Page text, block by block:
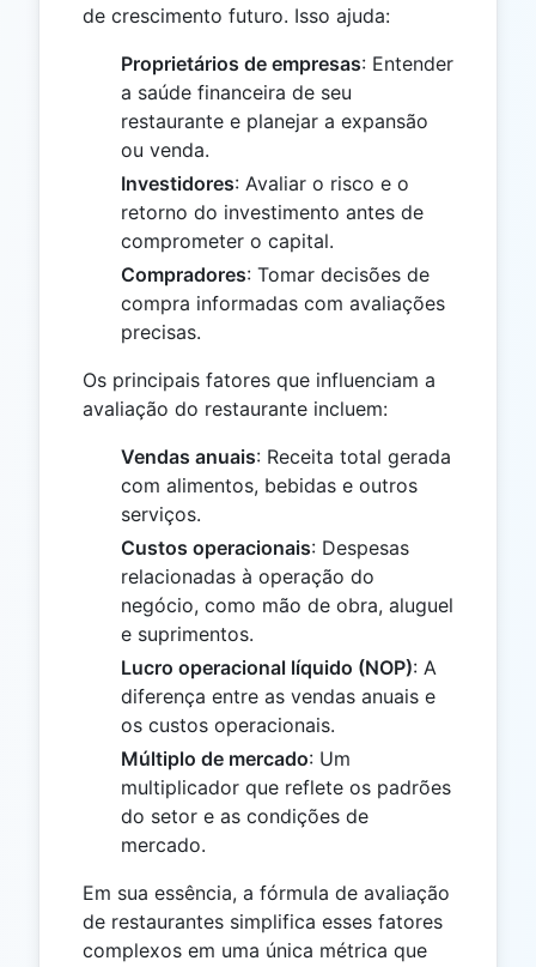
de crescimento futuro. Isso ajuda:
Proprietários de empresas: Entender
a saúde financeira de seu
restaurante e planejar a expansão
ou venda.
Investidores: Avaliar o risco e o
retorno do investimento antes de
comprometer o capital.
Compradores: Tomar decisões de
compra informadas com avaliações
precisas.
Os principais fatores que influenciam a
avaliação do restaurante incluem:
Vendas anuais: Receita total gerada
com alimentos, bebidas e outros
serviços.
Custos operacionais: Despesas
relacionadas à operação do
negócio, como mão de obra, aluguel
e suprimentos.
Lucro operacional líquido (NOP): A
diferença entre as vendas anuais e
os custos operacionais.
Múltiplo de mercado: Um
multiplicador que reflete os padrões
do setor e as condições de
mercado.
Em sua essência, a fórmula de avaliação
de restaurantes simplifica esses fatores
complexos em uma única métrica que